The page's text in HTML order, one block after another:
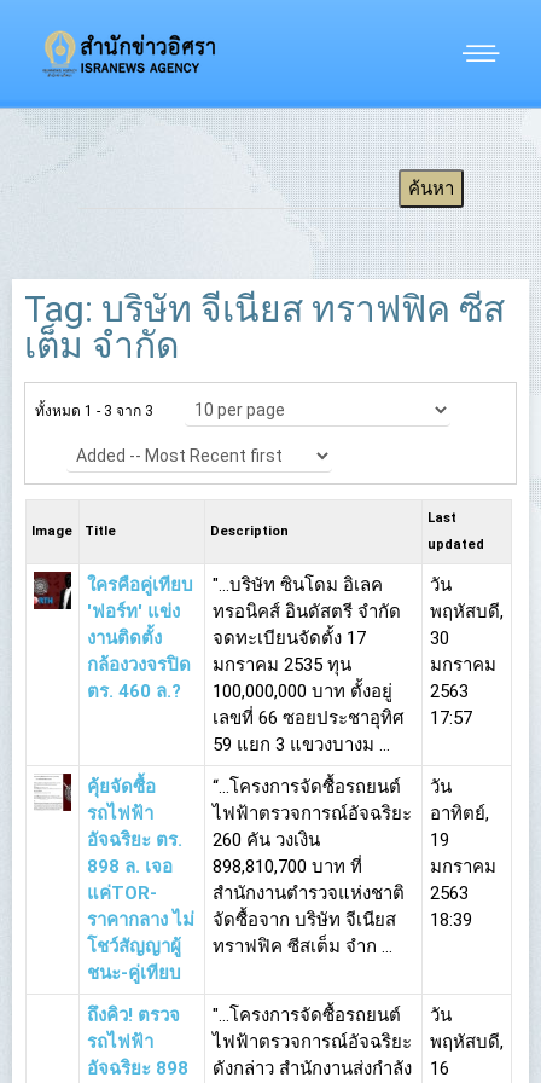
Tag: บริษัท จีเนียส ทราฟฟิค ซีส
เต็ม จำกัด
ทั้งหมด 1 - 3 จาก 3
Image Title Description
Last
updated
ใครคือคู่เทียบ
'ฟอร์ท' แข่ง
งานติดตั้ง
กล้องวงจรปิด
ตร. 460 ล.?
"...บริษัท ซินโดม อิเลค
ทรอนิคส์ อินดัสตรี จำกัด
จดทะเบียนจัดตั้ง 17
มกราคม 2535 ทุน
100,000,000 บาท ตั้งอยู่
เลขที่ 66 ซอยประชาอุทิศ
59 แยก 3 แขวงบางม ...
วัน
พฤหัสบดี,
30
มกราคม
2563
17:57
คุ้ยจัดซื้อ
รถไฟฟ้า
อัจฉริยะ ตร.
898 ล. เจอ
แค่TOR-
ราคากลาง ไม่
โชว์สัญญาผู้
ชนะ-คู่เทียบ
“...โครงการจัดซื้อรถยนต์
ไฟฟ้าตรวจการณ์อัจฉริยะ
260 คัน วงเงิน
898,810,700 บาท ที่
สำนักงานตำรวจแห่งชาติ
จัดซื้อจาก บริษัท จีเนียส
ทราฟฟิค ซีสเต็ม จำก ...
วัน
อาทิตย์,
19
มกราคม
2563
18:39
ถึงคิว! ตรวจ
รถไฟฟ้า
อัจฉริยะ 898
"...โครงการจัดซื้อรถยนต์
ไฟฟ้าตรวจการณ์อัจฉริยะ
ดังกล่าว สำนักงานส่งกำลัง
วัน
พฤหัสบดี,
16